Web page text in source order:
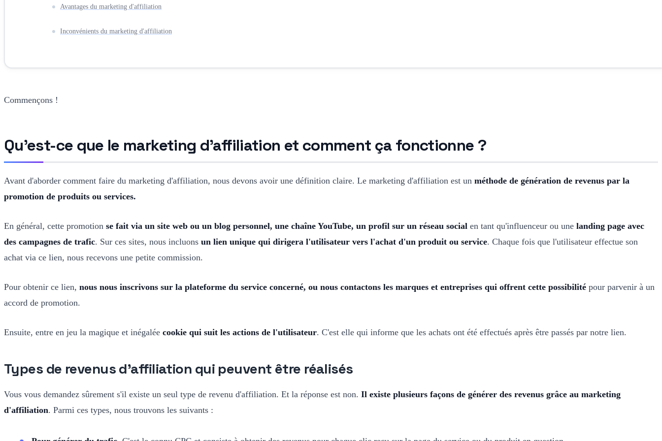
Avantages du marketing d'affiliation
Inconvénients du marketing d'affiliation
Commençons !
Qu'est-ce que le marketing d'affiliation et comment ça fonctionne ?
Avant d'aborder comment faire du marketing d'affiliation, nous devons avoir une définition claire. Le marketing d'affiliation est un méthode de génération de revenus par la
promotion de produits ou services.
En général, cette promotion se fait via un site web ou un blog personnel, une chaîne YouTube, un profil sur un réseau social en tant qu'influenceur ou une landing page avec
des campagnes de trafic. Sur ces sites, nous incluons un lien unique qui dirigera l'utilisateur vers l'achat d'un produit ou service. Chaque fois que l'utilisateur effectue son
achat via ce lien, nous recevons une petite commission.
Pour obtenir ce lien, nous nous inscrivons sur la plateforme du service concerné, ou nous contactons les marques et entreprises qui offrent cette possibilité pour parvenir à un
accord de promotion.
Ensuite, entre en jeu la magique et inégalée cookie qui suit les actions de l'utilisateur. C'est elle qui informe que les achats ont été effectués après être passés par notre lien.
Types de revenus d'affiliation qui peuvent être réalisés
Vous vous demandez sûrement s'il existe un seul type de revenu d'affiliation. Et la réponse est non. Il existe plusieurs façons de générer des revenus grâce au marketing
d'affiliation. Parmi ces types, nous trouvons les suivants :